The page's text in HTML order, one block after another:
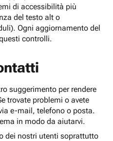
di accessibilità più
del testo alt o
Ogni aggiornamento del
controlli.
suggerimento per rendere
trovate problemi o avete
e-mail, telefono o posta.
in modo da aiutarvi.
dei nostri utenti soprattutto